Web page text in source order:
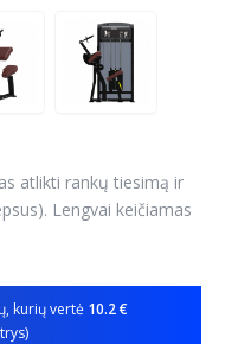
atlikti rankų tiesimą ir
Lengvai keičiamas
kurių vertė 10.2 €